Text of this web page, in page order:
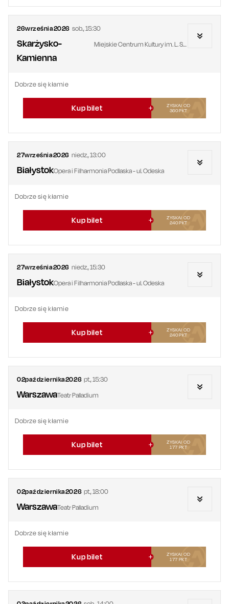
26września2026 sob.,15:30
Skarżysko-
Kamienna
Miejskie Centrum Kultury im. L. Staffa
Dobrze się kłamie
Kup bilet
ZYSKAJ OD
360PKT
27września2026 niedz.,13:00
BiałystokOpera i Filharmonia Podlaska - ul. Odeska
Dobrze się kłamie
Kup bilet
ZYSKAJ OD
240PKT
27września2026 niedz.,15:30
BiałystokOpera i Filharmonia Podlaska - ul. Odeska
Dobrze się kłamie
Kup bilet
ZYSKAJ OD
240PKT
02października2026 pt.,15:30
WarszawaTeatr Palladium
Dobrze się kłamie
Kup bilet
ZYSKAJ OD
177 PKT
02października2026 pt.,18:00
WarszawaTeatr Palladium
Dobrze się kłamie
Kup bilet
ZYSKAJ OD
177 PKT